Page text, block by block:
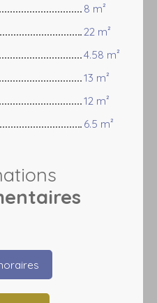
8 m²
22 m²
4.58 m²
13 m²
12 m²
6.5 m²